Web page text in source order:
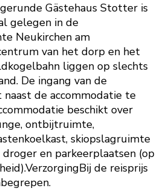
Gästehaus Stotter is
gelegen in de
Neukirchen am
van het dorp en het
liggen op slechts
De ingang van de
de accommodatie te
beschikt over
ontbijtruimte,
skiopslagruimte
en parkeerplaatsen (op
de reisprijs